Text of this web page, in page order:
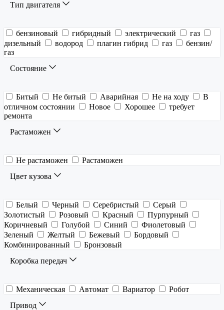
Тип двигателя
бензиновый гибридный электрический
газ
дизельный
водород плагин гибрид газ
бензин/
газ
Состояние
Битый Не битый Аварийная Не на ходу
В
отличном состоянии
Новое Хорошее
требует
ремонта
Растаможен
Не растаможен
Растаможен
Цвет кузова
Белый Черный Серебристый
Серый
Золотистый
Розовый Красный
Пурпурный
Коричневый
Голубой Синий
Фиолетовый
Зеленый
Желтый Бежевый
Бордовый
Комбинированный
Бронзовый
Коробка передач
Механическая Автомат Вариатор
Робот
Привод